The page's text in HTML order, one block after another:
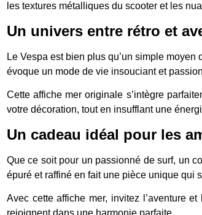
les textures métalliques du scooter et les
Un univers entre rétro et
Le Vespa est bien plus qu’un simple
évoque un mode de vie insouciant et
Cette affiche mer originale s’intègre
votre décoration, tout en insufflant une
Un cadeau idéal pour les
Que ce soit pour un passionné de surf, un
épuré et raffiné en fait une pièce unique qui
Avec cette affiche mer, invitez l’aventure
rejoignent dans une harmonie parfaite.